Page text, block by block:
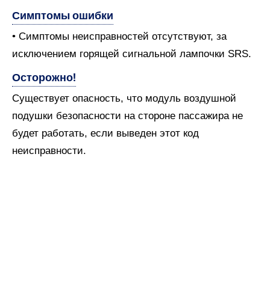
Симптомы ошибки
• Симптомы неисправностей отсутствуют, за
исключением горящей сигнальной лампочки SRS.
Осторожно!
Существует опасность, что модуль воздушной
подушки безопасности на стороне пассажира не
будет работать, если выведен этот код
неисправности.